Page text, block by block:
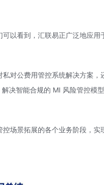
以看到，汇联易正广泛地应
对公费用管控系统解决方案
决智能合规的 MI 风险管控模
场景拓展的各个业务阶段，实